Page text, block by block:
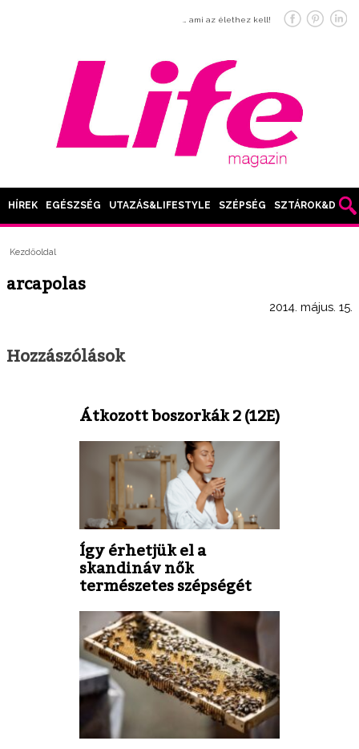
… ami az élethez kell!
HÍREK EGÉSZSÉG UTAZÁS&LIFESTYLE SZÉPSÉG SZTÁROK&DIVAT
Kezdőoldal
arcapolas
2014. május. 15.
Hozzászólások
Átkozott boszorkák 2 (12E)
Így érhetjük el a
skandináv nők
természetes szépségét